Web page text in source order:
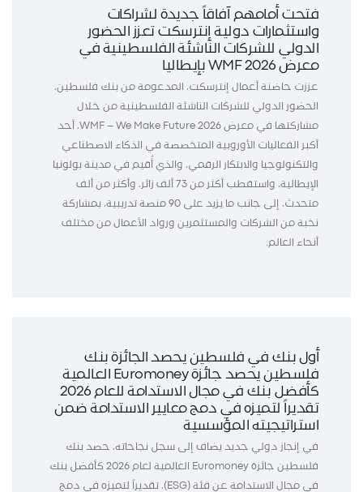
فتحت أمامهم آفاقاً جديدة لشراكات
واستثمارات دولية إنترسكت تعزز الحضور
الدولي للشركات الناشئة الفلسطينية في
معرض WMF 2026 بإيطاليا
عززت حاضنة أعمال إنترسكت، المدعومة من بنك فلسطين،
الحضور الدولي للشركات الناشئة الفلسطينية من خلال
مشاركتها في معرض WMF – We Make Future 2026، أحد
أكبر الفعاليات الأوروبية المتخصصة في الذكاء الاصطناعي
والتكنولوجيا والابتكار الرقمي، والذي أُقيم في مدينة بولونيا
الإيطالية، واستقطب أكثر من 73 ألف زائر، وأكثر من ألف
متحدث، إلى جانب ما يزيد على 90 منصة تدريبية، بمشاركة
نخبة من الشركات والمستثمرين ورواد الأعمال من مختلف
أنحاء العالم.
أول بنك في فلسطين يحصد الجائزة بنك
فلسطين يحصد جائزة Euromoney العالمية
كأفضل بنك في مجال الاستدامة للعام 2026
تقديراً لتميزه في دمج معايير الاستدامة ضمن
استراتيجيته المؤسسية
في إنجاز دولي جديد يضاف إلى سجل نجاحاته، حصد بنك
فلسطين جائزة Euromoney العالمية لعام 2026 كأفضل بنك
في مجال الاستدامة عن فئة (ESG)، تقديراً لتميزه في دمج